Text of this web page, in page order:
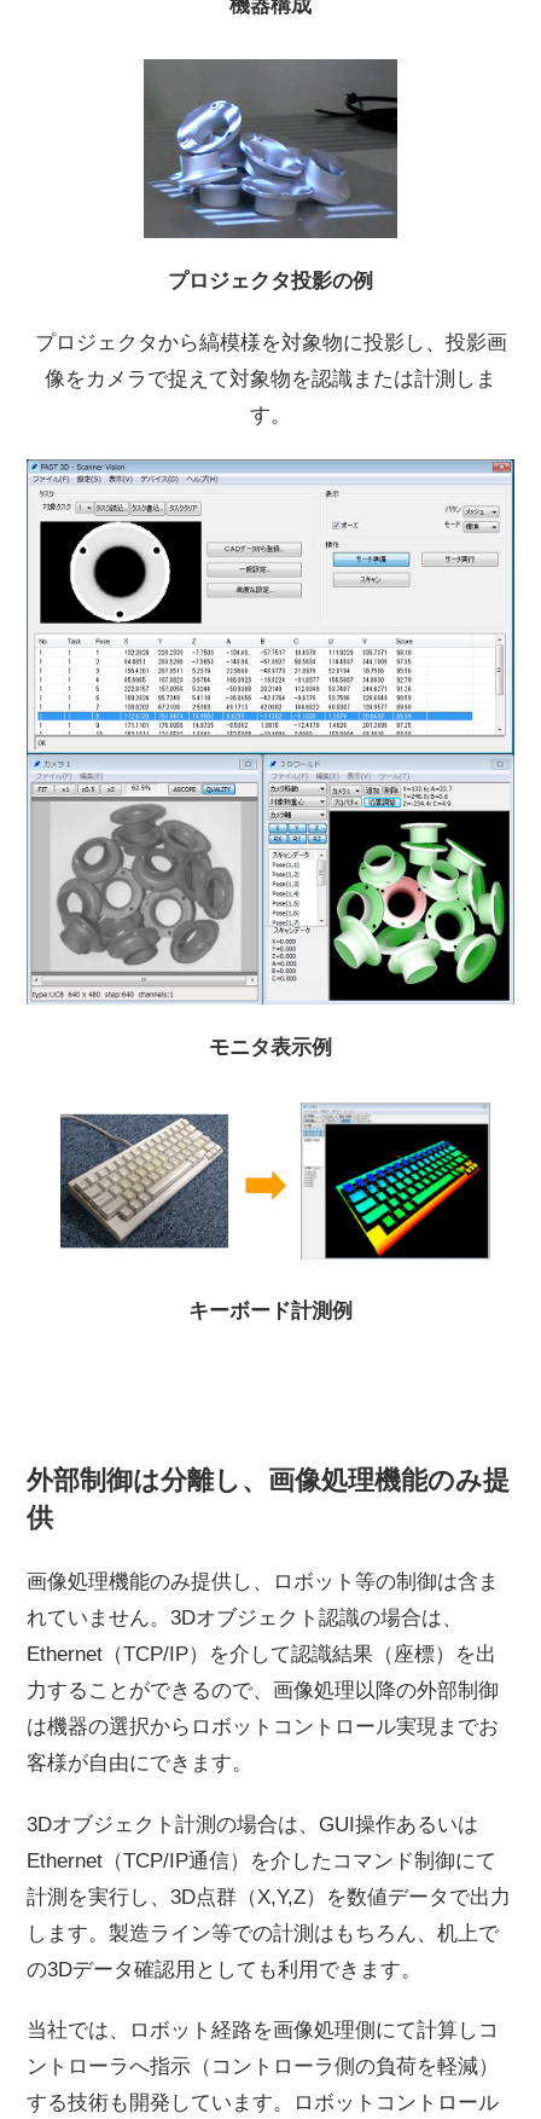
機器構成
プロジェクタ投影の例
プロジェクタから縞模様を対象物に投影し、投影画
像をカメラで捉えて対象物を認識または計測しま
す。
モニタ表示例
キーボード計測例
外部制御は分離し、画像処理機能のみ提
供
画像処理機能のみ提供し、ロボット等の制御は含ま
れていません。3Dオブジェクト認識の場合は、
Ethernet（TCP/IP）を介して認識結果（座標）を出
力することができるので、画像処理以降の外部制御
は機器の選択からロボットコントロール実現までお
客様が自由にできます。
3Dオブジェクト計測の場合は、GUI操作あるいは
Ethernet（TCP/IP通信）を介したコマンド制御にて
計測を実行し、3D点群（X,Y,Z）を数値データで出力
します。製造ライン等での計測はもちろん、机上で
の3Dデータ確認用としても利用できます。
当社では、ロボット経路を画像処理側にて計算しコ
ントローラへ指示（コントローラ側の負荷を軽減）
する技術も開発しています。ロボットコントロール